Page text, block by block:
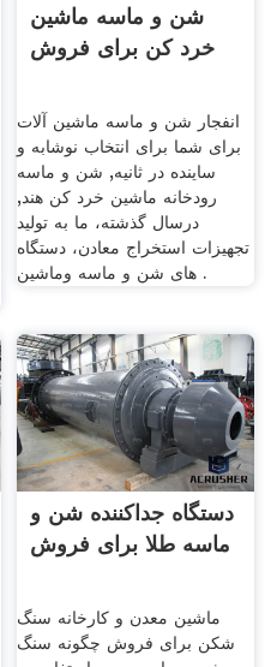
شن و ماسه ماشین
خرد کن برای فروش
انفجار شن و ماسه ماشین آلات
برای شما برای انتخاب نوشابه و
ساینده در ثانیه, شن و ماسه
رودخانه ماشین خرد کن هند,
درسال گذشته، ما به تولید
تجهیزات استخراج معادن، دستگاه
های شن و ماسه وماشین .
دستگاه جداکننده شن و
ماسه طلا برای فروش
ماشین معدن و کارخانه سنگ
شکن برای فروش چگونه سنگ